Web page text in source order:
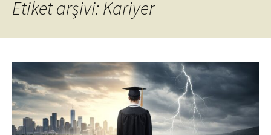
Etiket arşivi: Kariyer